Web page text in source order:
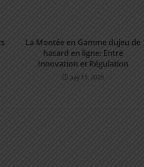
La Montée en Gamme dujeu de
hasard en ligne: Entre
Innovation et Régulation
July 15, 2025